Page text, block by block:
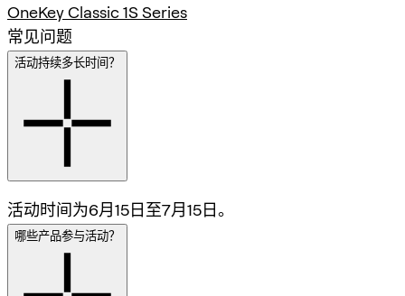
OneKey Classic 1S Series
常见问题
活动持续多长时间？
活动时间为6月15日至7月15日。
哪些产品参与活动？